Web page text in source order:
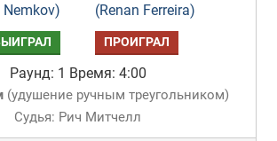
(Renan Ferreira)
ПРОИГРАЛ
Раунд: 1 Время: 4:00
(удушение ручным треугольником)
Судья: Рич Митчелл